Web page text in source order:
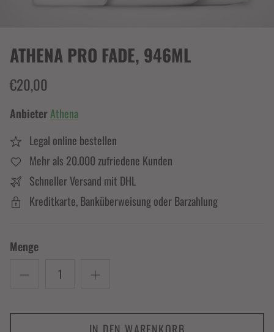
ATHENA PRO FADE, 946ML
€20,00
Anbieter Athena
Legal online bestellen
Mehr als 20.000 zufriedene Kunden
Schneller Versand mit DHL
Kreditkarte, Banküberweisung oder Barzahlung
Menge
IN DEN WARENKORB